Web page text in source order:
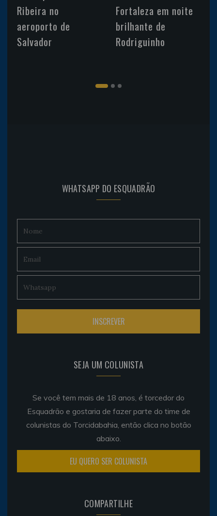
Ribeira no
aeroporto de
Salvador
Fortaleza em noite
brilhante de
Rodriguinho
WHATSAPP DO ESQUADRÃO
SEJA UM COLUNISTA
Se você tem mais de 18 anos, é torcedor do
Esquadrão e gostaria de fazer parte do time de
colunistas do Torcidabahia, então clica no botão
abaixo.
EU QUERO SER COLUNISTA
COMPARTILHE